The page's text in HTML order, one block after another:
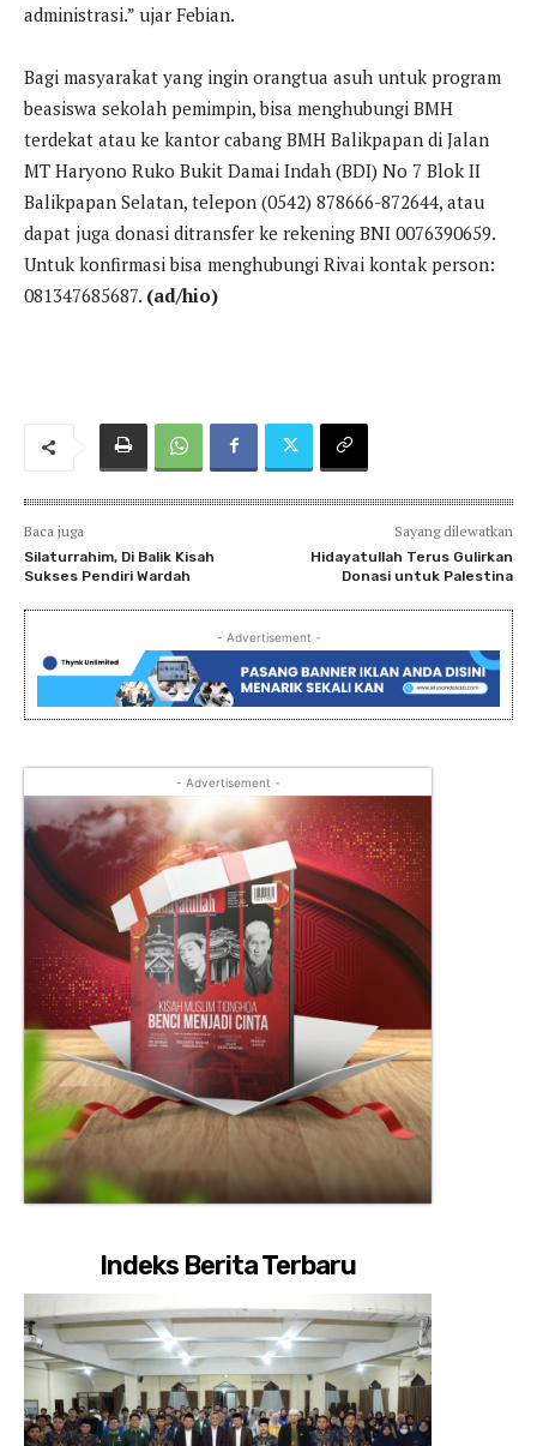
administrasi.” ujar Febian.
Bagi masyarakat yang ingin orangtua asuh untuk program
beasiswa sekolah pemimpin, bisa menghubungi BMH
terdekat atau ke kantor cabang BMH Balikpapan di Jalan
MT Haryono Ruko Bukit Damai Indah (BDI) No 7 Blok II
Balikpapan Selatan, telepon (0542) 878666-872644, atau
dapat juga donasi ditransfer ke rekening BNI 0076390659.
Untuk konfirmasi bisa menghubungi Rivai kontak person:
081347685687. (ad/hio)
Baca juga
Silaturrahim, Di Balik Kisah
Sukses Pendiri Wardah
Sayang dilewatkan
Hidayatullah Terus Gulirkan
Donasi untuk Palestina
- Advertisement -
- Advertisement -
Indeks Berita Terbaru